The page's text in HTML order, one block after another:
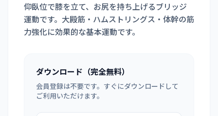
仰臥位で膝を立て、お尻を持ち上げるブリッジ
運動です。大殿筋・ハムストリングス・体幹の筋
力強化に効果的な基本運動です。
ダウンロード（完全無料）
会員登録は不要です。すぐにダウンロードして
ご利用いただけます。